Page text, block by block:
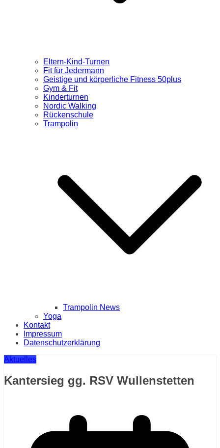
Eltern-Kind-Turnen
Fit für Jedermann
Geistige und körperliche Fitness 50plus
Gym & Fit
Kinderturnen
Nordic Walking
Rückenschule
Trampolin
Trampolin News
Yoga
Kontakt
Impressum
Datenschutzerklärung
Aktuelles
Kantersieg gg. RSV Wullenstetten